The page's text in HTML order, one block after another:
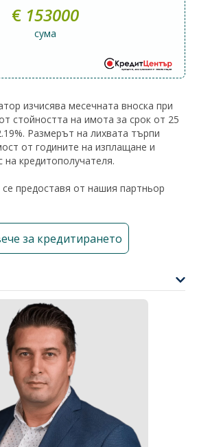
€ 153000
сума
изчисява месечната вноска при
стойността на имота за срок от 25
Размерът на лихвата търпи
от годините на изплащане и
на кредитополучателя.
се предоставя от нашия партньор
за кредитирането